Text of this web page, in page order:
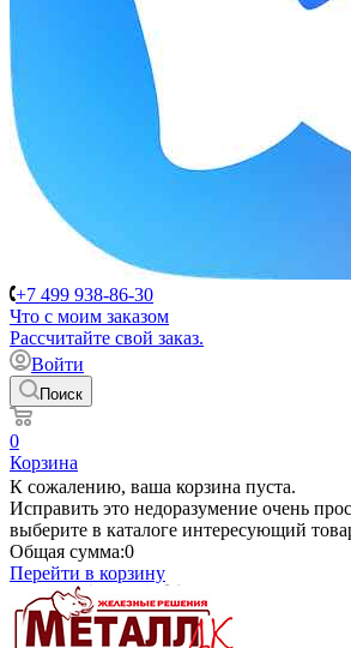
+7 499 938-86-30
Что с моим заказом
Расcчитайте свой заказ.
Войти
Поиск
0
Корзина
К сожалению, ваша корзина пуста.
Исправить это недоразумение очень
выберите в каталоге интересующий
Общая сумма:0
Перейти в корзину